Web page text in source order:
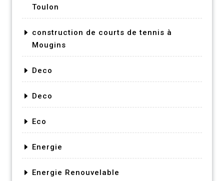
Toulon
construction de courts de tennis à
Mougins
Deco
Deco
Eco
Energie
Energie Renouvelable